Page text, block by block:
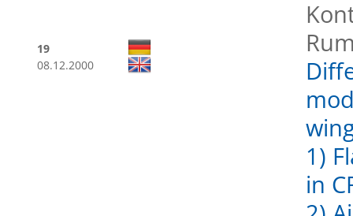
19
08.12.2000
1)
in